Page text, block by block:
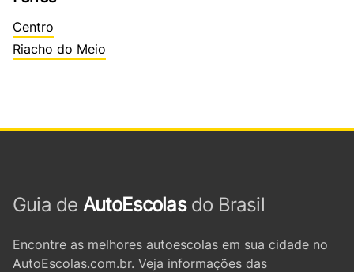
Centro
Riacho do Meio
Guia de AutoEscolasdo Brasil
Encontre as melhores autoescolas em sua cidade no
AutoEscolas.com.br. Veja informações das